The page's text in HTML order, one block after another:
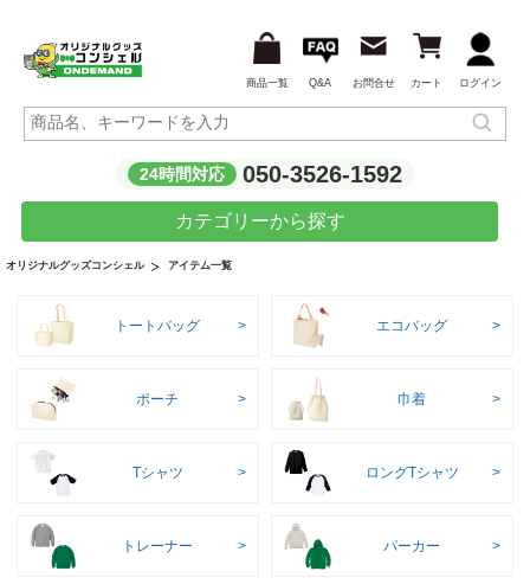
商品一覧 Q&A お問合せ カート ログイン
24時間対応 050-3526-1592
カテゴリーから探す
オリジナルグッズコンシェル アイテム一覧
トートバッグ エコバッグ
ポーチ 巾着
Tシャツ ロングTシャツ
トレーナー パーカー